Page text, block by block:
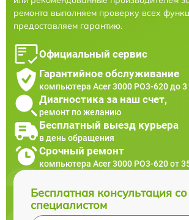
ремонта выполняем проверку всех
предоставляем гарантию.
Официальный сервис
Гарантийное обслуживание
компьютера Acer 3000 PO3-620 до 3
Диагностика за наш счет,
ремонт по желанию
Бесплатный выезд курьера
в день обращения
Срочный ремонт
компьютера Acer 3000 PO3-620 от
Бесплатная консультация со
специалистом